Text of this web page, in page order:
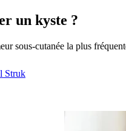
un kyste ?
sous-cutanée la plus
Struk